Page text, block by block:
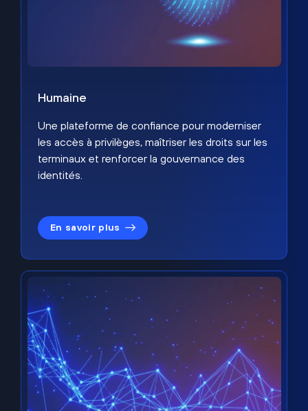
Humaine
Une plateforme de confiance pour moderniser
les accès à privilèges, maîtriser les droits sur les
terminaux et renforcer la gouvernance des
identités.
En savoir plus